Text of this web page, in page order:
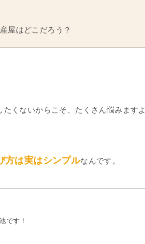
屋はどこだろう？
くないからこそ、たくさん悩みますよ
方は実はシンプルなんです。
です！